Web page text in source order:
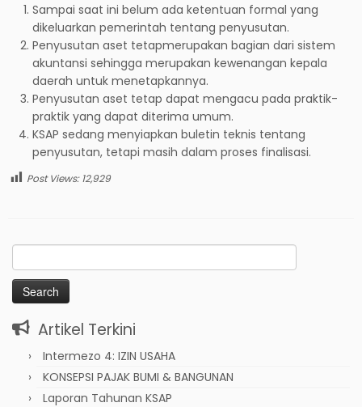
Sampai saat ini belum ada ketentuan formal yang
dikeluarkan pemerintah tentang penyusutan.
Penyusutan aset tetapmerupakan bagian dari sistem
akuntansi sehingga merupakan kewenangan kepala
daerah untuk menetapkannya.
Penyusutan aset tetap dapat mengacu pada praktik-
praktik yang dapat diterima umum.
KSAP sedang menyiapkan buletin teknis tentang
penyusutan, tetapi masih dalam proses finalisasi.
Post Views: 12,929
Search
for:
Artikel Terkini
Intermezo 4: IZIN USAHA
KONSEPSI PAJAK BUMI & BANGUNAN
Laporan Tahunan KSAP